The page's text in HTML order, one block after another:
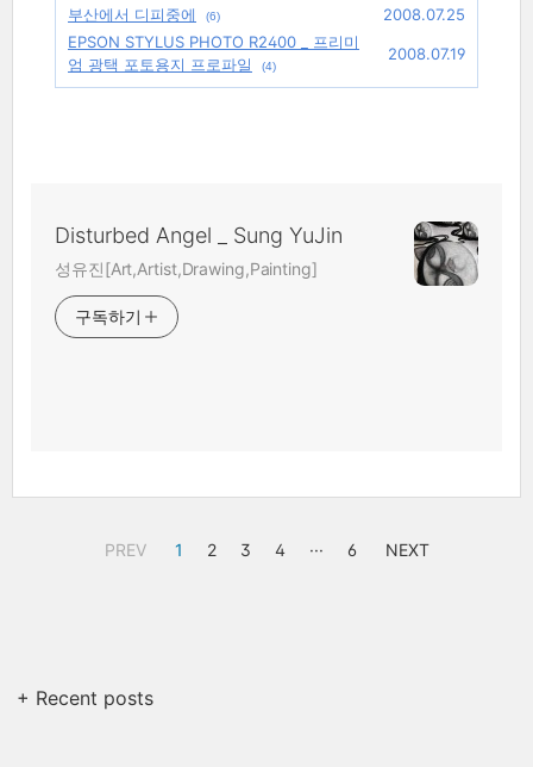
부산에서 디피중에
(6)
2008.07.25
EPSON STYLUS PHOTO R2400 _ 프리미
엄 광택 포토용지 프로파일
(4)
2008.07.19
Disturbed Angel _ Sung YuJin
성유진[Art,Artist,Drawing,Painting]
구독하기
PREV 1 2 3 4 ··· 6 NEXT
+ Recent posts